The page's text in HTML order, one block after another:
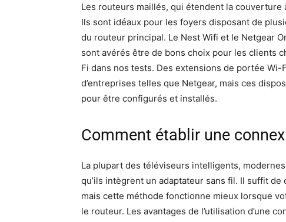
Les routeurs maillés, qui étendent la
Ils sont idéaux pour les foyers disposant de
du routeur principal. Le Nest Wifi et le Netgear
sont avérés être de bons choix pour les clients
Fi dans nos tests. Des extensions de portée
d’entreprises telles que Netgear, mais ces
pour être configurés et installés.
Comment établir une
La plupart des téléviseurs intelligents, modernes
qu’ils intègrent un adaptateur sans fil. Il suffit
mais cette méthode fonctionne mieux lorsque
le routeur. Les avantages de l’utilisation d’une